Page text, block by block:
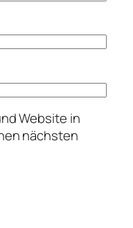
Website in
nächsten